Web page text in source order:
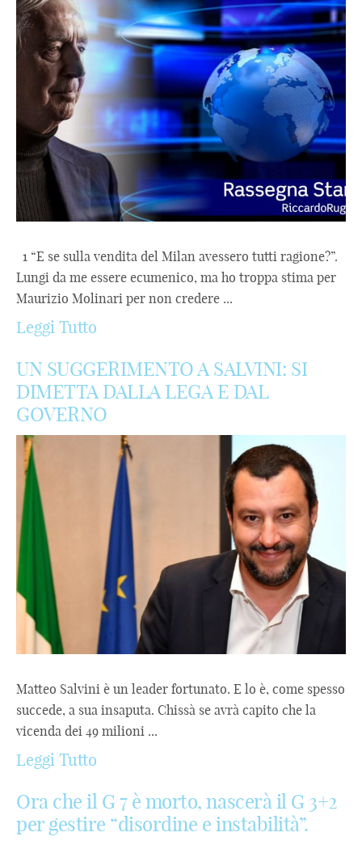
1 “E se sulla vendita del Milan avessero tutti ragione?”.
Lungi da me essere ecumenico, ma ho troppa stima per
Maurizio Molinari per non credere ...
Leggi Tutto
UN SUGGERIMENTO A SALVINI: SI
DIMETTA DALLA LEGA E DAL
GOVERNO
Matteo Salvini è un leader fortunato. E lo è, come spesso
succede, a sua insaputa. Chissà se avrà capito che la
vicenda dei 49 milioni ...
Leggi Tutto
Ora che il G 7 è morto, nascerà il G 3+2
per gestire “disordine e instabilità”.